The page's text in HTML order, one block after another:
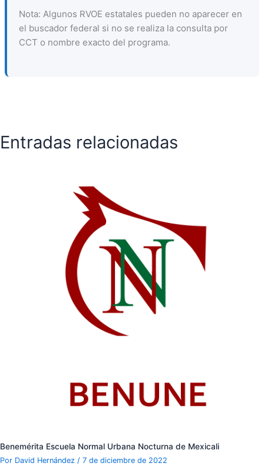
Nota: Algunos RVOE estatales pueden no aparecer en
el buscador federal si no se realiza la consulta por
CCT o nombre exacto del programa.
Entradas relacionadas
Benemérita Escuela Normal Urbana Nocturna de Mexicali
Por David Hernández / 7 de diciembre de 2022